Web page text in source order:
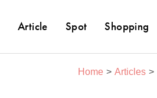
Article Spot Shopping
Home Articles